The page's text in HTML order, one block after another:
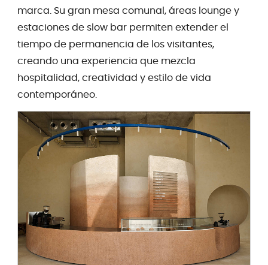
marca. Su gran mesa comunal, áreas lounge y
estaciones de slow bar permiten extender el
tiempo de permanencia de los visitantes,
creando una experiencia que mezcla
hospitalidad, creatividad y estilo de vida
contemporáneo.